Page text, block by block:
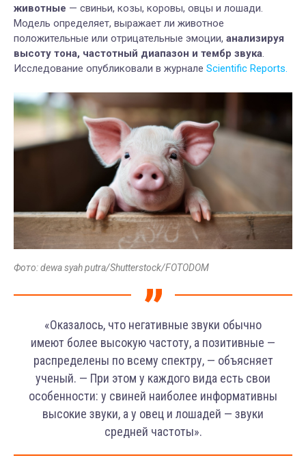
животные — свиньи, козы, коровы, овцы и лошади.
Модель определяет, выражает ли животное
положительные или отрицательные эмоции, анализируя
высоту тона, частотный диапазон и тембр звука.
Исследование опубликовали в журнале Scientific Reports.
Фото: dewa syah putra/Shutterstock/FOTODOM
«Оказалось, что негативные звуки обычно
имеют более высокую частоту, а позитивные —
распределены по всему спектру, — объясняет
ученый. — При этом у каждого вида есть свои
особенности: у свиней наиболее информативны
высокие звуки, а у овец и лошадей — звуки
средней частоты».